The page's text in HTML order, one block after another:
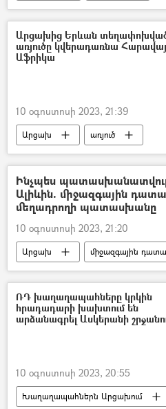
Կոնֆերենցիաների լիգա
Արցախից Երևան
առյուծը կվերադառնա
Աֆրիկա
10 օգոստոսի 2023, 21:39
Արցախ առյուծ
Ինչպես
Ալիևին. միջազգային
մեղադրողի պատասխանը
10 օգոստոսի 2023, 21:20
Արցախ
միջազգային
Հռոմի ստատուտ
հայ-ադրբեջանական
Արցախի նախագահ Արայիկ
ՌԴ խաղաղապահները կրկին
հրադադարի խախտում են
արձանագրել Ասկերանի
10 օգոստոսի 2023, 20:55
Խաղաղապահներն Արցախում